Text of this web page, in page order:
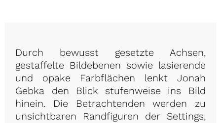
Durch bewusst gesetzte Achsen,
gestaffelte Bildebenen sowie lasierende
und opake Farbflächen lenkt Jonah
Gebka den Blick stufenweise ins Bild
hinein. Die Betrachtenden werden zu
unsichtbaren Randfiguren der Settings,